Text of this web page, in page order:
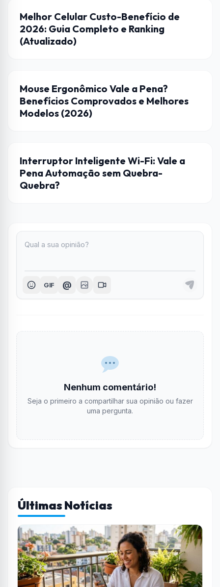
DICAS
Melhor Celular Custo-Benefício de
2026: Guia Completo e Ranking
(Atualizado)
CASA CONECTADA
Mouse Ergonômico Vale a Pena?
Benefícios Comprovados e Melhores
Modelos (2026)
AUTOMAÇÃO
Interruptor Inteligente Wi-Fi: Vale a
Pena Automação sem Quebra-
Quebra?
GIF @
Nenhum comentário!
Seja o primeiro a compartilhar sua opinião ou fazer
uma pergunta.
Últimas Notícias